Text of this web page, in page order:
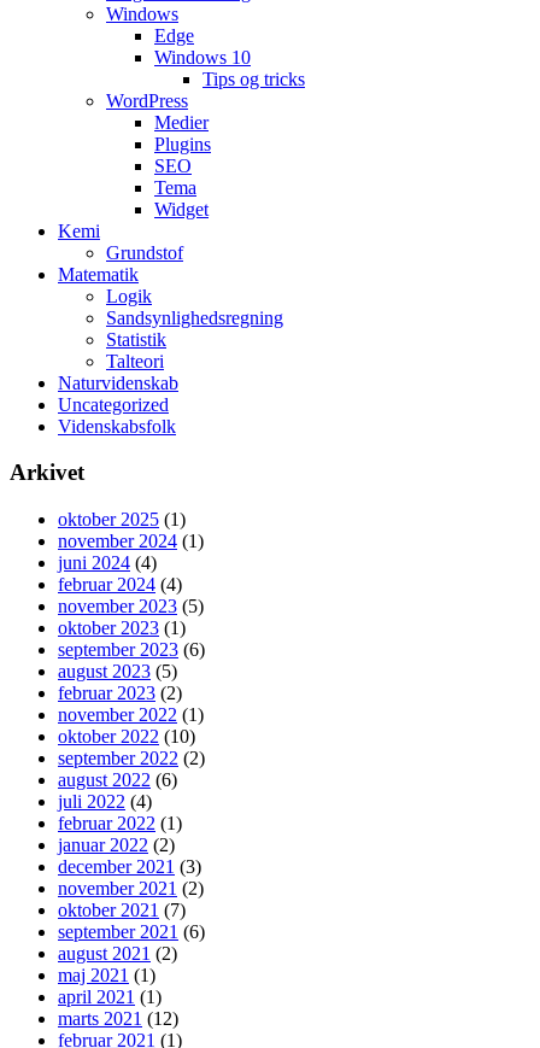
Windows
Edge
Windows 10
Tips og tricks
WordPress
Medier
Plugins
SEO
Tema
Widget
Kemi
Grundstof
Matematik
Logik
Sandsynlighedsregning
Statistik
Talteori
Naturvidenskab
Uncategorized
Videnskabsfolk
Arkivet
oktober 2025 (1)
november 2024 (1)
juni 2024 (4)
februar 2024 (4)
november 2023 (5)
oktober 2023 (1)
september 2023 (6)
august 2023 (5)
februar 2023 (2)
november 2022 (1)
oktober 2022 (10)
september 2022 (2)
august 2022 (6)
juli 2022 (4)
februar 2022 (1)
januar 2022 (2)
december 2021 (3)
november 2021 (2)
oktober 2021 (7)
september 2021 (6)
august 2021 (2)
maj 2021 (1)
april 2021 (1)
marts 2021 (12)
februar 2021 (1)